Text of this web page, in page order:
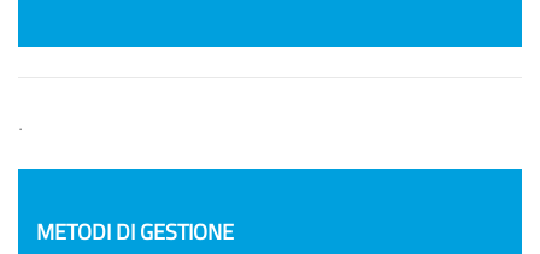
.
METODI DI GESTIONE